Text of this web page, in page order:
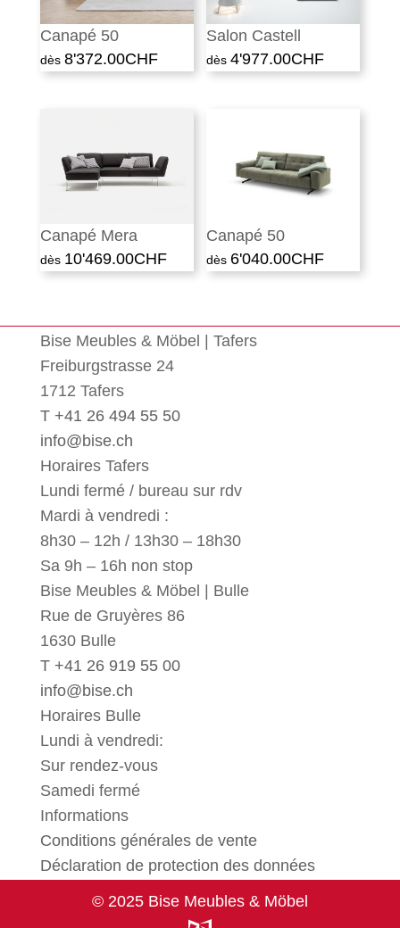
Canapé 50
8'372.00CHF
Salon Castell
4'977.00CHF
Canapé Mera
10'469.00CHF
Canapé 50
6'040.00CHF
Bise Meubles & Möbel | Tafers
Freiburgstrasse 24
1712 Tafers
T +41 26 494 55 50
info@bise.ch
Horaires Tafers
Lundi fermé / bureau sur rdv
Mardi à vendredi :
8h30 – 12h / 13h30 – 18h30
Sa 9h – 16h non stop
Bise Meubles & Möbel | Bulle
Rue de Gruyères 86
1630 Bulle
T +41 26 919 55 00
info@bise.ch
Horaires Bulle
Lundi à vendredi:
Sur rendez-vous
Samedi fermé
Informations
Conditions générales de vente
Déclaration de protection des données
© 2025 Bise Meubles & Möbel